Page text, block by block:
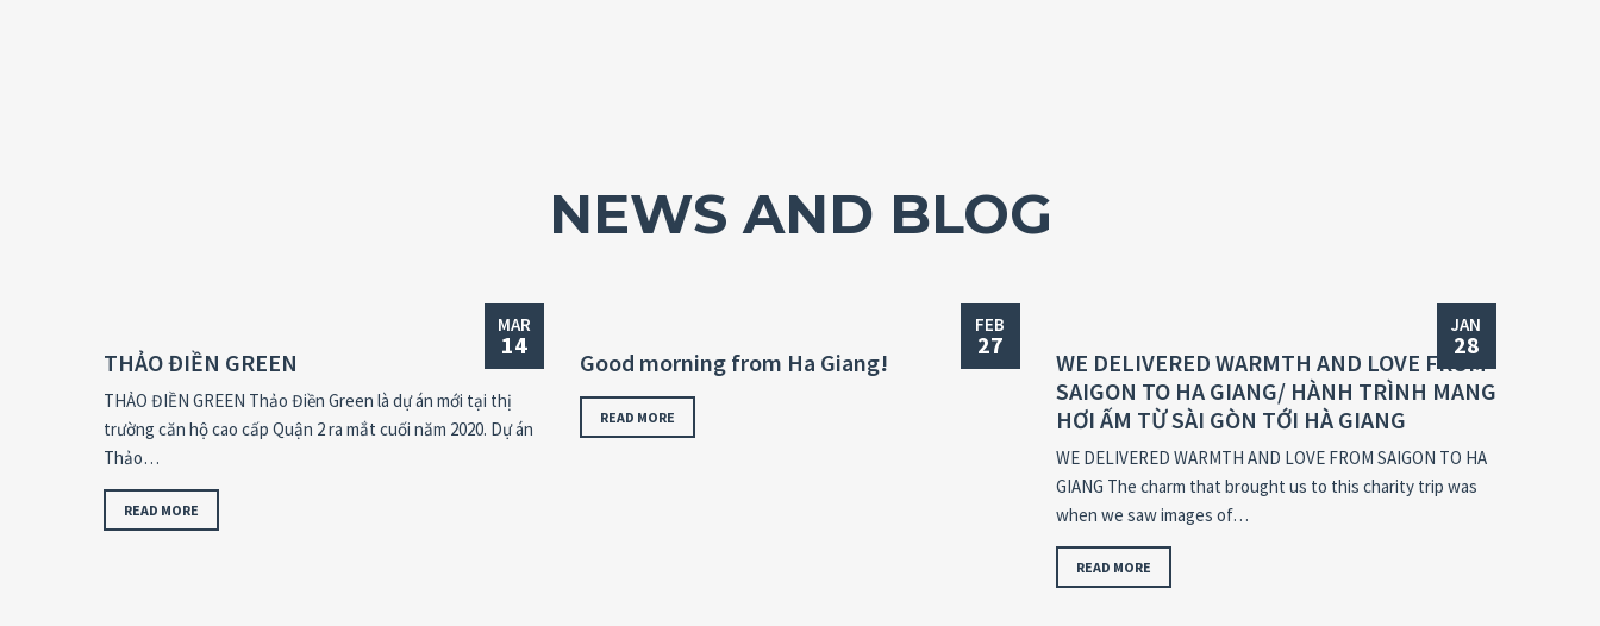
NEWS AND BLOG
MAR
14
THẢO ĐIỀN GREEN
THẢO ĐIỀN GREEN Thảo Điền Green là dự án mới tại thị
trường căn hộ cao cấp Quận 2 ra mắt cuối năm 2020. Dự án
Thảo…
READ MORE
FEB
27
Good morning from Ha Giang!
READ MORE
JAN
28
WE DELIVERED WARMTH AND LOVE FROM
SAIGON TO HA GIANG/ HÀNH TRÌNH MANG
HƠI ẤM TỪ SÀI GÒN TỚI HÀ GIANG
WE DELIVERED WARMTH AND LOVE FROM SAIGON TO HA
GIANG The charm that brought us to this charity trip was
when we saw images of…
READ MORE